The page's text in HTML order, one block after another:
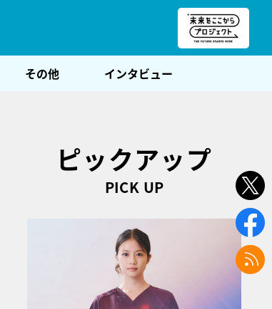
その他 インタビュー
ピックアップ
PICK UP